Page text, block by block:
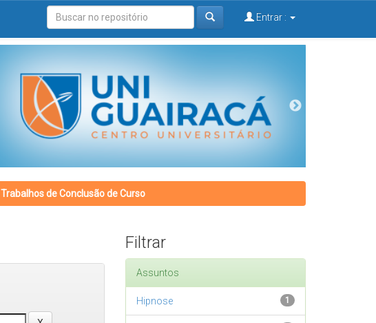
Entrar :
Trabalhos de Conclusão de Curso
Filtrar
Assuntos
1
Hipnose